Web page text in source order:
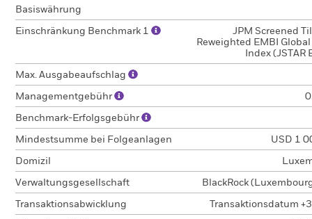
Basiswährung
Einschränkung Benchmark 1
JPM Screened
Reweighted EMBI
Index (JSTAR
Max. Ausgabeaufschlag
Managementgebühr
Benchmark-Erfolgsgebühr
Mindestsumme bei Folgeanlagen USD 1
Domizil
Verwaltungsgesellschaft BlackRock
Transaktionsabwicklung Transaktionsdatum